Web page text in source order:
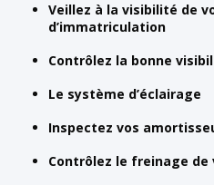
Veillez à la visibilité de
d’immatriculation
Contrôlez la bonne
Le système d’éclairage
Inspectez vos
Contrôlez le freinage de